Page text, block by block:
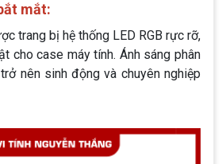
mắt:
trang bị hệ thống LED RGB rực rỡ,
cho case máy tính. Ánh sáng phân
nên sinh động và chuyên nghiệp